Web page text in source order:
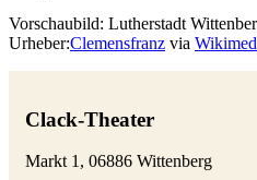
Vorschaubild: Lutherstadt
Urheber:Clemensfranz via
Clack-Theater
Markt 1, 06886 Wittenberg